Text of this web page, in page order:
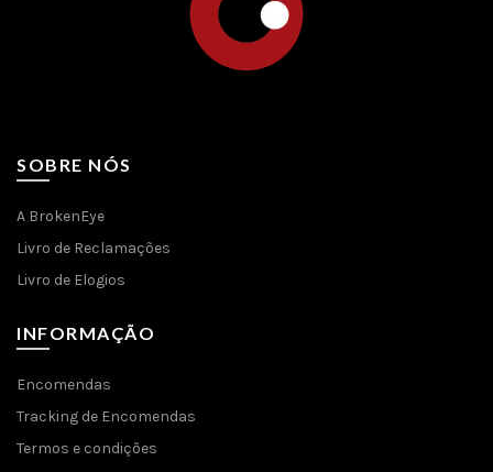
SOBRE NÓS
A BrokenEye
Livro de Reclamações
Livro de Elogios
INFORMAÇÃO
Encomendas
Tracking de Encomendas
Termos e condições